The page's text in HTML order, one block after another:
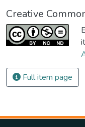
Creative
Full item page